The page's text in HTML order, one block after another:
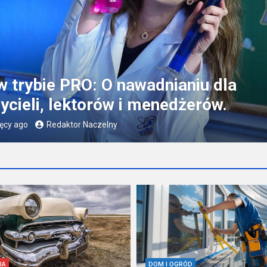
a OC – czym różni się
klasyka?
Redaktor Naczelny
DOM I OGRÓD